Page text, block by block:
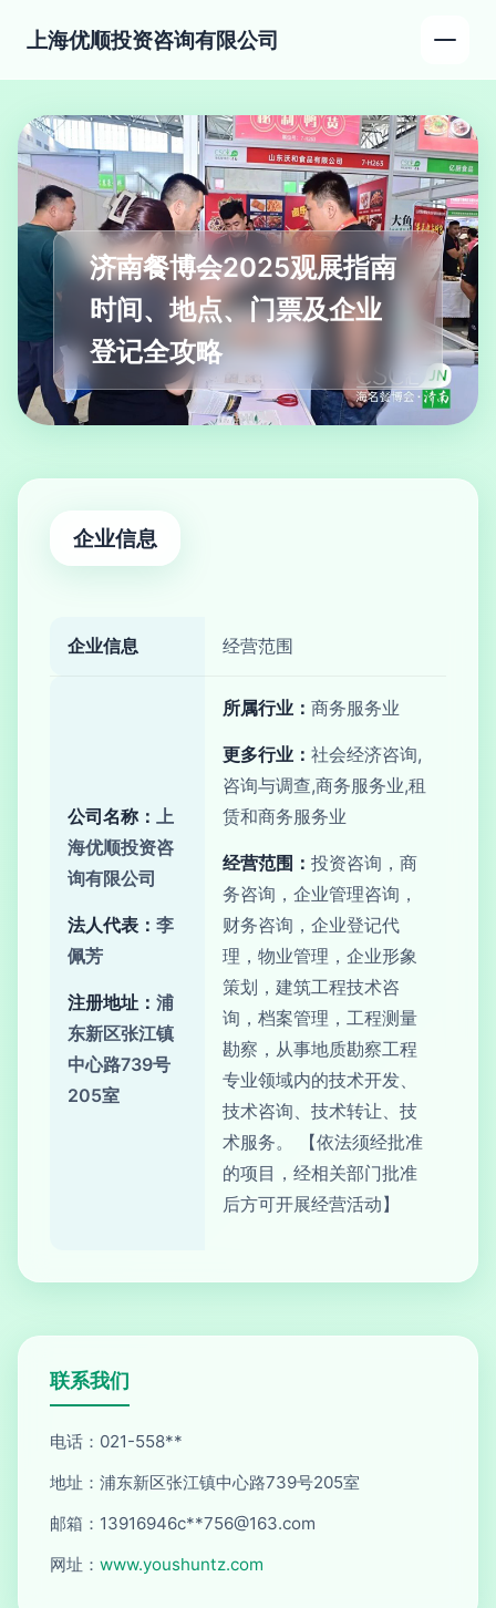
上海优顺投资咨询有限公司
济南餐博会2025观展指南
时间、地点、门票及企业
登记全攻略
企业信息
企业信息 经营范围
公司名称： 上
海优顺投资咨
询有限公司
法人代表： 李
佩芳
注册地址： 浦
东新区张江镇
中心路739号
205室
所属行业： 商务服务业
更多行业： 社会经济咨询,
咨询与调查,商务服务业,租
赁和商务服务业
经营范围： 投资咨询，商
务咨询，企业管理咨询，
财务咨询，企业登记代
理，物业管理，企业形象
策划，建筑工程技术咨
询，档案管理，工程测量
勘察，从事地质勘察工程
专业领域内的技术开发、
技术咨询、技术转让、技
术服务。 【依法须经批准
的项目，经相关部门批准
后方可开展经营活动】
联系我们
电话：021-558**
地址：浦东新区张江镇中心路739号205室
邮箱：13916946c**756@163.com
网址： www.youshuntz.com